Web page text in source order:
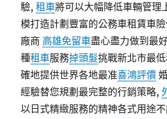
驗,租車將可以大幅降低車輛管理
模打造計劃豐富的公務車租賃車
廠商 高雄免留車盡心盡力做到最
種租車服務掉頭髮挑戰新北市最
確地提供世界各地最准喜鴻評價
經驗替您規劃最完整的行銷策略,
以日式精緻服務的精神各式用途